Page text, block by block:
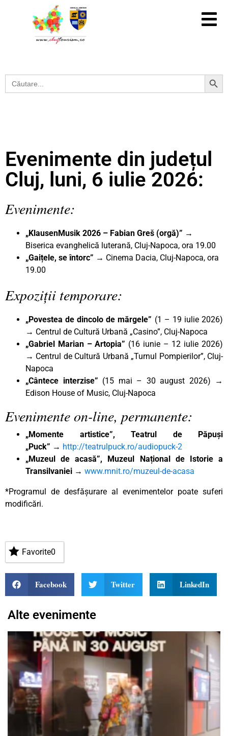
Search
for:
Search Button
Evenimente din județul
Cluj, luni, 6 iulie 2026:
Evenimente:
„KlausenMusik 2026 – Fabian Greš (orgă)” →
Biserica evanghelică luterană, Cluj-Napoca, ora 19.00
„Gaițele, se întorc” → Cinema Dacia, Cluj-Napoca, ora
19.00
Expoziții temporare:
„Povestea de dincolo de mărgele” (1 – 19 iulie 2026)
→ Centrul de Cultură Urbană „Casino”, Cluj-Napoca
„Gabriel Marian – Artopia” (16 iunie – 12 iulie 2026)
→ Centrul de Cultură Urbană „Turnul Pompierilor”, Cluj-
Napoca
„Cântece interzise” (15 mai – 30 august 2026) →
Edison House of Music, Cluj-Napoca
Evenimente on-line, permanente:
„Momente artistice”, Teatrul de Păpuși
„Puck” → http://teatrulpuck.ro/audiopuck-2
„Muzeul de acasă”, Muzeul Național de Istorie a
Transilvaniei → www.mnit.ro/muzeul-de-acasa
*Programul de desfășurare al evenimentelor poate suferi
modificări.
Favorite0
Facebook Twitter LinkedIn
Alte evenimente